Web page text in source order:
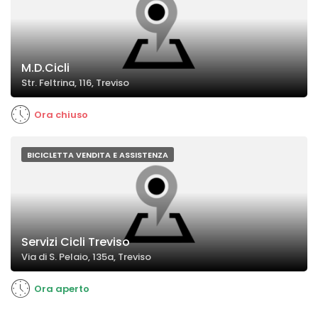
M.D.Cicli
Str. Feltrina, 116, Treviso
Ora chiuso
BICICLETTA VENDITA E ASSISTENZA
Servizi Cicli Treviso
Via di S. Pelaio, 135a, Treviso
Ora aperto